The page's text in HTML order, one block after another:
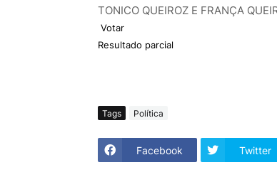
TONICO QUEIROZ E FRANÇA
Tags Política
Facebook Twitter